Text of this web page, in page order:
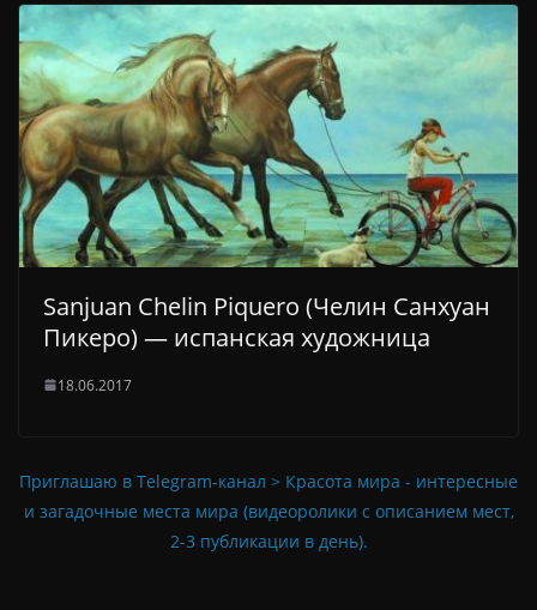
Sanjuan Chelin Piquero (Челин Санхуан
Пикеро) — испанская художница
18.06.2017
Приглашаю в Telegram-канал > Красота мира - интересные
и загадочные места мира (видеоролики с описанием мест,
2-3 публикации в день).